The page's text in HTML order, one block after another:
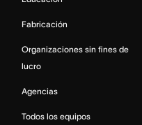
Fabricación
Organizaciones sin fines de
lucro
Agencias
Todos los equipos